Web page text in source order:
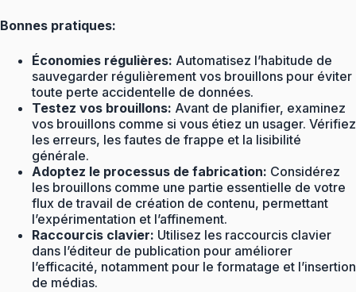
Bonnes pratiques:
Économies régulières: Automatisez l’habitude de
sauvegarder régulièrement vos brouillons pour éviter
toute perte accidentelle de données.
Testez vos brouillons: Avant de planifier, examinez
vos brouillons comme si vous étiez un usager. Vérifiez
les erreurs, les fautes de frappe et la lisibilité
générale.
Adoptez le processus de fabrication: Considérez
les brouillons comme une partie essentielle de votre
flux de travail de création de contenu, permettant
l’expérimentation et l’affinement.
Raccourcis clavier: Utilisez les raccourcis clavier
dans l’éditeur de publication pour améliorer
l’efficacité, notamment pour le formatage et l’insertion
de médias.